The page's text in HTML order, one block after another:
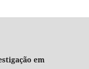
em